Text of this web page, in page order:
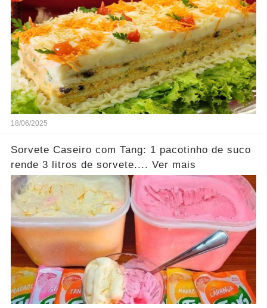
18/06/2025
Sorvete Caseiro com Tang: 1 pacotinho de suco
rende 3 litros de sorvete.... Ver mais